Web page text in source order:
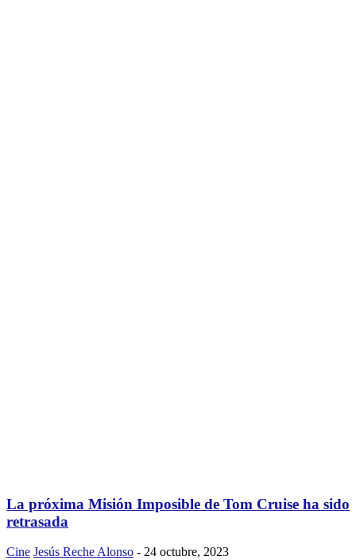
La próxima Misión Imposible de Tom Cruise ha sido
retrasada
Cine Jesús Reche Alonso - 24 octubre, 2023